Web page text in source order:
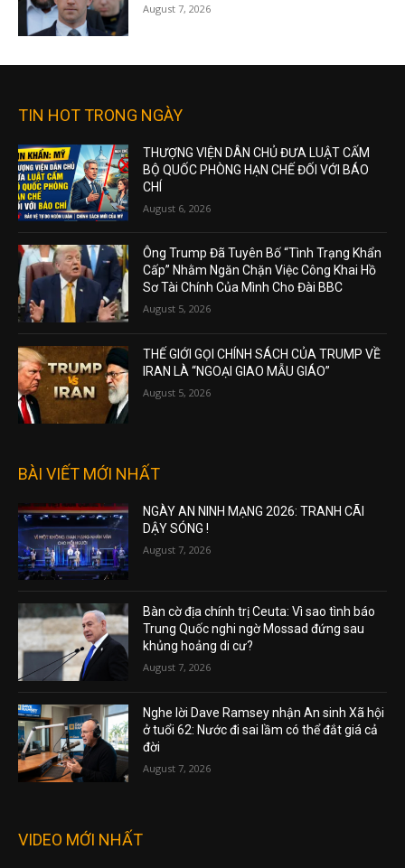
August 7, 2026
TIN HOT TRONG NGÀY
THƯỢNG VIỆN DÂN CHỦ ĐƯA LUẬT CẤM
BỘ QUỐC PHÒNG HẠN CHẾ ĐỐI VỚI BÁO
CHÍ
August 6, 2026
Ông Trump Đã Tuyên Bố “Tình Trạng Khẩn
Cấp” Nhằm Ngăn Chặn Việc Công Khai Hồ
Sơ Tài Chính Của Mình Cho Đài BBC
August 5, 2026
THẾ GIỚI GỌI CHÍNH SÁCH CỦA TRUMP VỀ
IRAN LÀ “NGOẠI GIAO MẪU GIÁO”
August 5, 2026
BÀI VIẾT MỚI NHẤT
NGÀY AN NINH MẠNG 2026: TRANH CÃI
DẬY SÓNG !
August 7, 2026
Bàn cờ địa chính trị Ceuta: Vì sao tình báo
Trung Quốc nghi ngờ Mossad đứng sau
khủng hoảng di cư?
August 7, 2026
Nghe lời Dave Ramsey nhận An sinh Xã hội
ở tuổi 62: Nước đi sai lầm có thể đắt giá cả
đời
August 7, 2026
VIDEO MỚI NHẤT